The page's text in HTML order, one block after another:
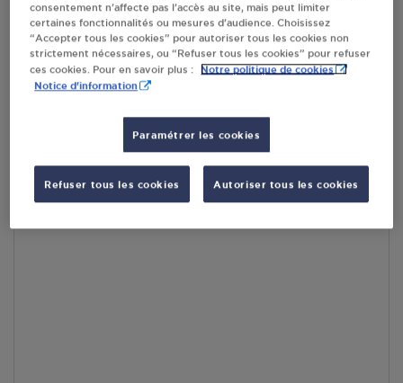
RECEVOIR LES COORDONNÉES DU REVENDEUR
En cliquant sur « S’y rendre », j’autorise le traitement
d’informations (dont mon adresse IP) et leur transfert hors UE
Accès
consentement n’affecte pas l’accès au site, mais peut limiter
certaines fonctionnalités ou mesures d’audience. Choisissez
“Accepter tous les cookies” pour autoriser tous les cookies non
strictement nécessaires, ou “Refuser tous les cookies” pour refuser
ces cookies. Pour en savoir plus :
Notre politique de cookies
Notice d'information
Paramétrer les cookies
Refuser tous les cookies Autoriser tous les cookies